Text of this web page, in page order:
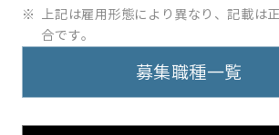
※ 上記は雇用形態により異なり、記載は
合です。
募集職種一覧